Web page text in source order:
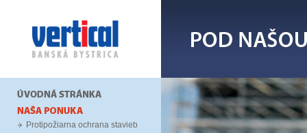
Protipožiarna ochrana stavieb